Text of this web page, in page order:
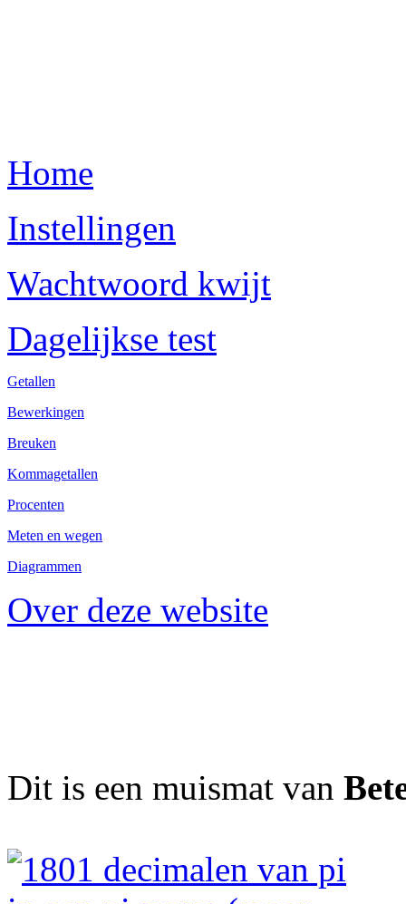
Home
Instellingen
Wachtwoord kwijt
Dagelijkse test
Getallen
Bewerkingen
Breuken
Kommagetallen
Procenten
Meten en wegen
Diagrammen
Over deze website
Dit is een muismat van